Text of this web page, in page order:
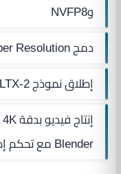
وNVFP8
دمج RTX Video Super Resolution داخل ComfyUI
إطلاق نموذج LTX-2 لتوليد الفيديو والصوت
Blender مع تحكم إطار بإطار